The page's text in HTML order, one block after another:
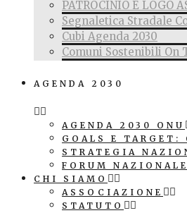
PATROCINIO E LOGO
Segnaletica Stradale
Cubi Agenda 2030
Comuni Sostenibili On
AGENDA 2030
AGENDA 2030 ONU
GOALS E
STRATEGIA
FORUM
CHI SIAMO
ASSOCIAZIONE
STATUTO